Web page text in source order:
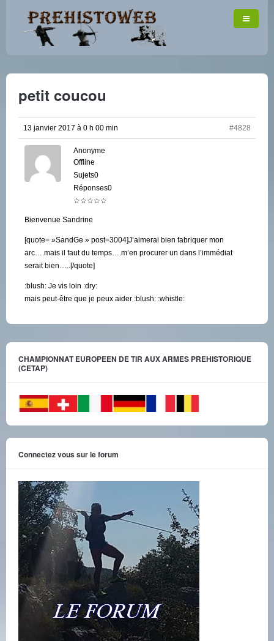
petit coucou
13 janvier 2017 à 0 h 00 min #4828
Anonyme
Offline
Sujets0
Réponses0
☆☆☆☆☆
Bienvenue Sandrine
[quote= »SandGe » post=3004]J’aimerai bien fabriquer mon
arc….mais il faut du temps….m’en procurer un dans l’immédiat
serait bien…..[/quote]
:blush: Je vis loin :dry:
mais peut-être que je peux aider :blush: :whistle:
CHAMPIONNAT EUROPEEN DE TIR AUX ARMES PREHISTORIQUE
(CETAP)
Connectez vous sur le forum